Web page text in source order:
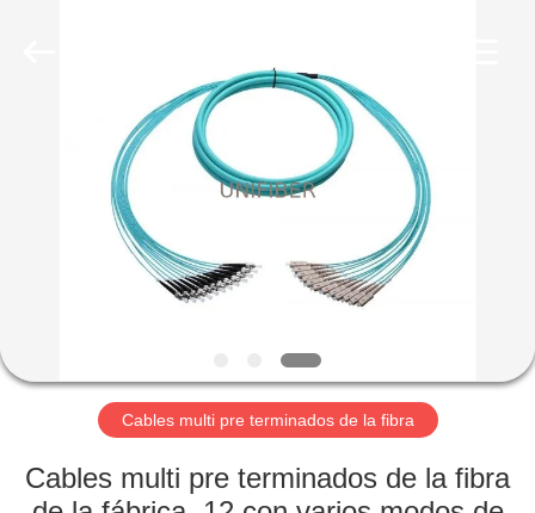
HOGAR
PRODUCTOS
NOSOTROS
VIAJE
LA
Cables multi pre terminados de la fibra
Cables multi pre terminados de la fibra